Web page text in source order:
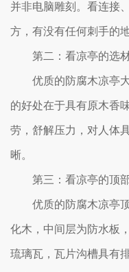
并非电脑雕刻。看连接
方，有没有任何刺手的地
第二：看凉亭的选
优质的防腐木凉亭
的好处在于具有原木香
劳，舒解压力，对人体
晰。
第三：看凉亭的顶
优质的防腐木凉亭
化木，中间层为防水板
琉璃瓦，瓦片沟槽具有